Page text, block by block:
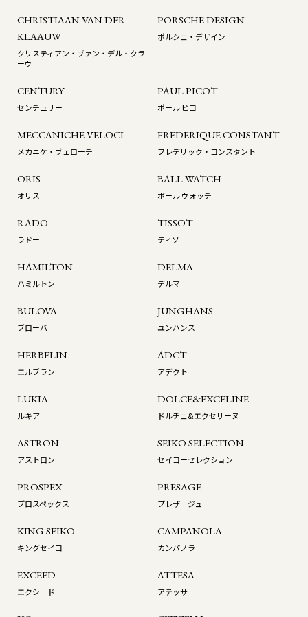
CHRISTIAAN VAN DER
KLAAUW
クリスティアン・ヴァン・デル・クラ
ーウ
PORSCHE DESIGN
ポルシェ・デザイン
CENTURY
センチュリー
PAUL PICOT
ポール ピコ
MECCANICHE VELOCI
メカニケ・ヴェローチ
FREDERIQUE CONSTANT
フレデリック・コンスタント
ORIS
オリス
BALL WATCH
ボール ウォッチ
RADO
ラドー
TISSOT
ティソ
HAMILTON
ハミルトン
DELMA
デルマ
BULOVA
ブローバ
JUNGHANS
ユンハンス
HERBELIN
エルブラン
ADCT
アデクト
LUKIA
ルキア
DOLCE&EXCELINE
ドルチェ&エクセリーヌ
ASTRON
アストロン
SEIKO SELECTION
セイコーセレクション
PROSPEX
プロスペックス
PRESAGE
プレザージュ
KING SEIKO
キングセイコー
CAMPANOLA
カンパノラ
EXCEED
エクシード
ATTESA
アテッサ